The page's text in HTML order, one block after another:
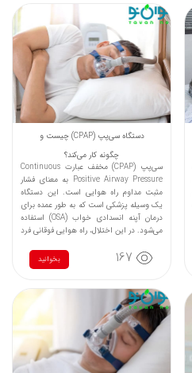
دستگاه سی‌پپ (CPAP) چیست و
چگونه کار می‌کند؟
سی‌پپ (CPAP) مخفف عبارت Continuous
Positive Airway Pressure به معنای فشار
مثبت مداوم راه هوایی است. این دستگاه
یک وسیله پزشکی است که به طور عمده برای
درمان آپنه انسدادی خواب (OSA) استفاده
می‌شود. در این اختلال، راه هوایی فوقانی فرد
می‌شود که منجر به کاهش یا توقف موقت
تنفس می‌گردد.
167 بخوانید